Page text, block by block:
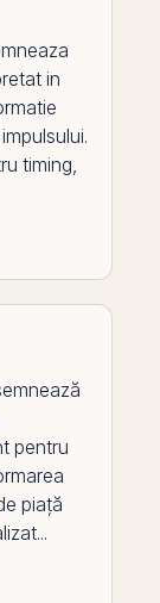
in
timing,
pentru
piață